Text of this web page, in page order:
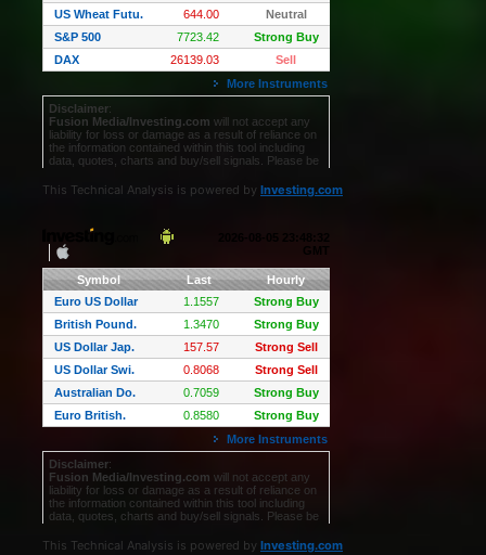
This Technical Analysis is powered by Investing.com
This Technical Analysis is powered by Investing.com